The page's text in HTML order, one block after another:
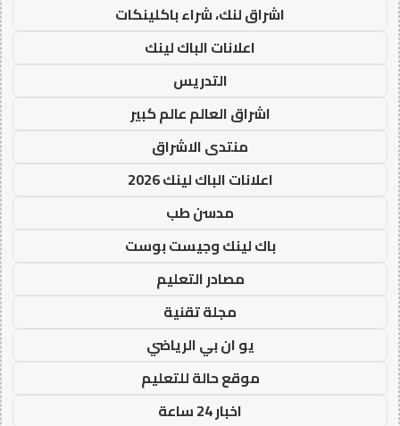
اشراق لنك، شراء باكلينكات
اعلانات الباك لينك
التدريس
اشراق العالم عالم كبير
منتدى الاشراق
اعلانات الباك لينك 2026
مدسن طب
باك لينك وجيست بوست
مصادر التعليم
مجلة تقنية
يو ان بي الرياضي
موقع حالة للتعليم
اخبار 24 ساعة